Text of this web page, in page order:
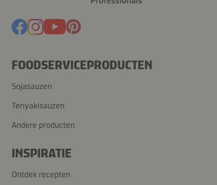
FOODSERVICEPRODUCTEN
Sojasauzen
Teriyakisauzen
Andere producten
INSPIRATIE
Ontdek recepten